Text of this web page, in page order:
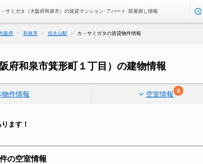
－サミガタ（大阪府和泉市）の賃貸マンション･アパート･部屋探し情報
阪府 和泉市 信太山駅 カ－サミガタの賃貸物件情報
府和泉市箕形町１丁目）の建物情報
物件情報 空室情報 6
ます！
の空室情報